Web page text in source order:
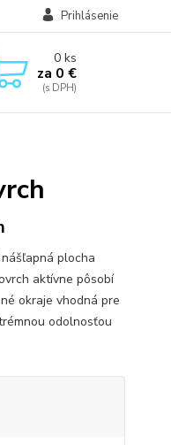
Prihlásenie
0ks
za 0 €
plocha
aktívne pôsobí
okraje vhodná pre
odolnosťou